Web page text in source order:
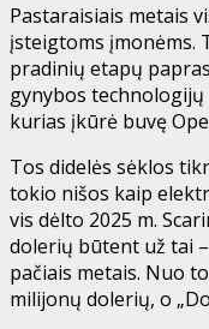
Pastaraisiais metais
įsteigtoms įmonėms.
pradinių etapų
gynybos
kurias įkūrė buvę
Tos didelės sėklos
tokio nišos kaip
vis dėlto 2025 m.
dolerių būtent už tai
pačiais metais. Nuo
milijonų dolerių, o